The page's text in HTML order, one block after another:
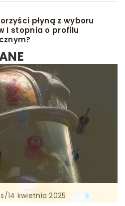
płyną z wyboru
I stopnia o profilu
/14 kwietnia 2025